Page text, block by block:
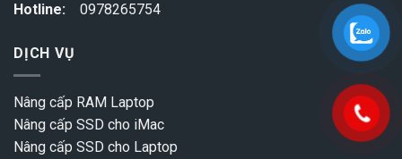
Hotline:
0978265754
DỊCH VỤ
Nâng cấp RAM Laptop
Nâng cấp SSD cho iMac
Nâng cấp SSD cho Laptop